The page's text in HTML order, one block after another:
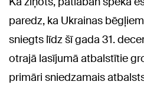
paredz, ka Ukrainas
sniegts līdz šī gada 31.
otrajā lasījumā atbalstītie
primāri sniedzamais